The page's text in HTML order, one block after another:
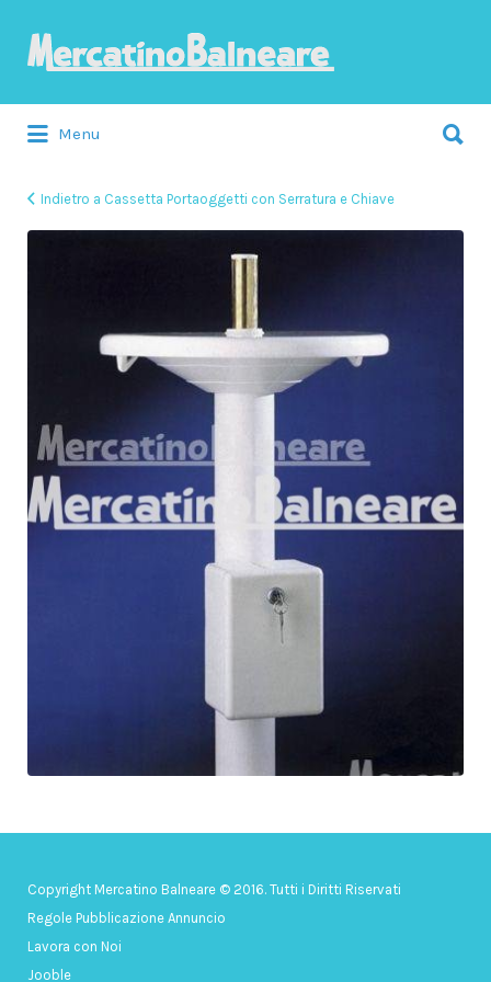
Menu
Indietro a Cassetta Portaoggetti con Serratura e Chiave
Copyright Mercatino Balneare © 2016. Tutti i Diritti Riservati
Regole Pubblicazione Annuncio
Lavora con Noi
Jooble